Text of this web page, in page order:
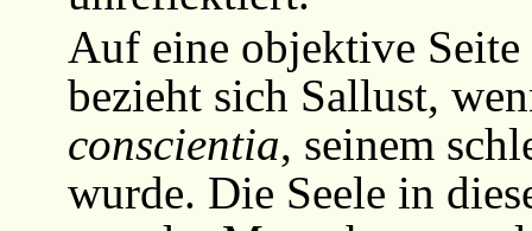
Auf eine objektive
bezieht sich Sallust,
conscientia, seinem
wurde. Die Seele in